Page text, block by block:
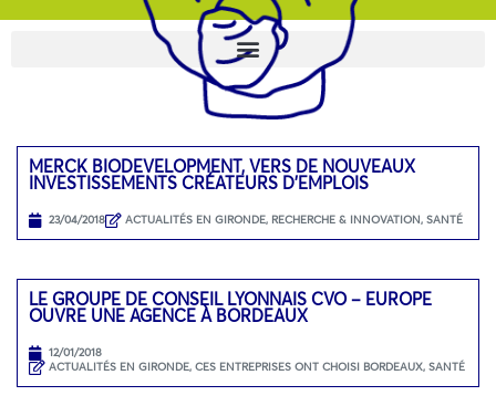
MERCK BIODEVELOPMENT, VERS DE NOUVEAUX
INVESTISSEMENTS CRÉATEURS D’EMPLOIS
23/04/2018 ACTUALITÉS EN GIRONDE, RECHERCHE & INNOVATION, SANTÉ
LE GROUPE DE CONSEIL LYONNAIS CVO – EUROPE
OUVRE UNE AGENCE À BORDEAUX
12/01/2018
ACTUALITÉS EN GIRONDE, CES ENTREPRISES ONT CHOISI BORDEAUX, SANTÉ